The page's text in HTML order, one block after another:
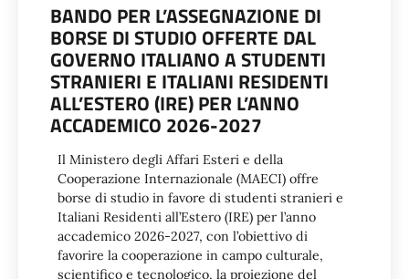
BANDO PER L’ASSEGNAZIONE DI
BORSE DI STUDIO OFFERTE DAL
GOVERNO ITALIANO A STUDENTI
STRANIERI E ITALIANI RESIDENTI
ALL’ESTERO (IRE) PER L’ANNO
ACCADEMICO 2026-2027
Il Ministero degli Affari Esteri e della
Cooperazione Internazionale (MAECI) offre
borse di studio in favore di studenti stranieri e
Italiani Residenti all’Estero (IRE) per l’anno
accademico 2026-2027, con l’obiettivo di
favorire la cooperazione in campo culturale,
scientifico e tecnologico, la proiezione del